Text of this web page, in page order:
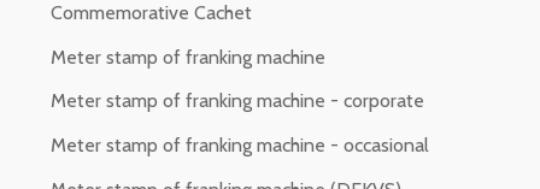
Commemorative Cachet
Meter stamp of franking machine
Meter stamp of franking machine - corporate
Meter stamp of franking machine - occasional